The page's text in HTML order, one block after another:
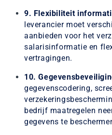
9. Flexibiliteit
leverancier moet
aanbieden voor het
salarisinformatie en
vertragingen.
10.
gegevenscodering,
bedrijf maatregelen
gegevens te